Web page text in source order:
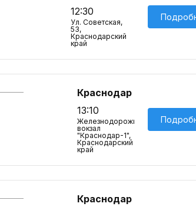
12:30
Ул. Советская,
53,
Краснодарский
край
Краснодар
13:10
Железнодорожный
вокзал
"Краснодар-1",
Краснодарский
край
Краснодар